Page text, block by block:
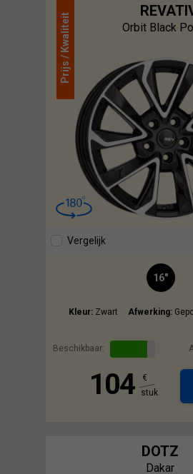
Orbit Black
Prijs /
Kwaliteit
Vergelijk
16"
Kleur: Zwart Afwerking:
Beschikbaar:
104
€
stuk
DOTZ
Dakar